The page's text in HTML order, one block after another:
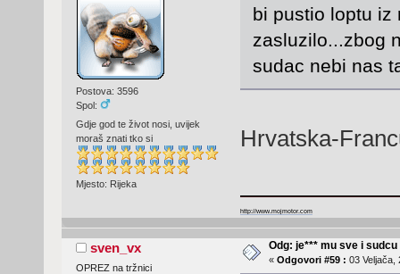
Postova: 3596
Spol:
Gdje god te život nosi, uvijek
moraš znati tko si
Mjesto: Rijeka
bi pustio loptu iz
zasluzilo...zbog
sudac nebi nas
Hrvatska-
http://www.mojmotor.com
sven_vx
OPREZ na tržnici
Odg: je*** mu sve i sudcu
« Odgovori #59 : 03 Veljača,